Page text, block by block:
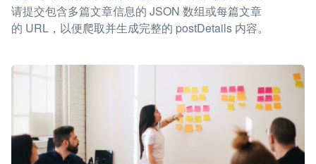
请提交包含多篇文章信息的 JSON 数组或每篇文章
的 URL，以便爬取并生成完整的 postDetails 内容。